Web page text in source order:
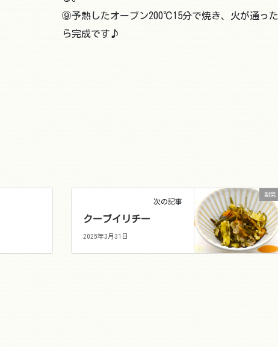
⑨予熱したオーブン200℃15分で焼き、火が通った
ら完成です♪
副菜
次の記事
クーブイリチー
2025年3月31日